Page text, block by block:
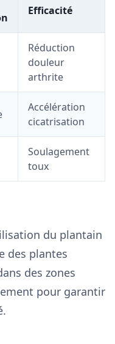
Efficacité
Réduction
douleur
arthrite
Accélération
cicatrisation
Soulagement
toux
du plantain
des plantes
des zones
pour garantir